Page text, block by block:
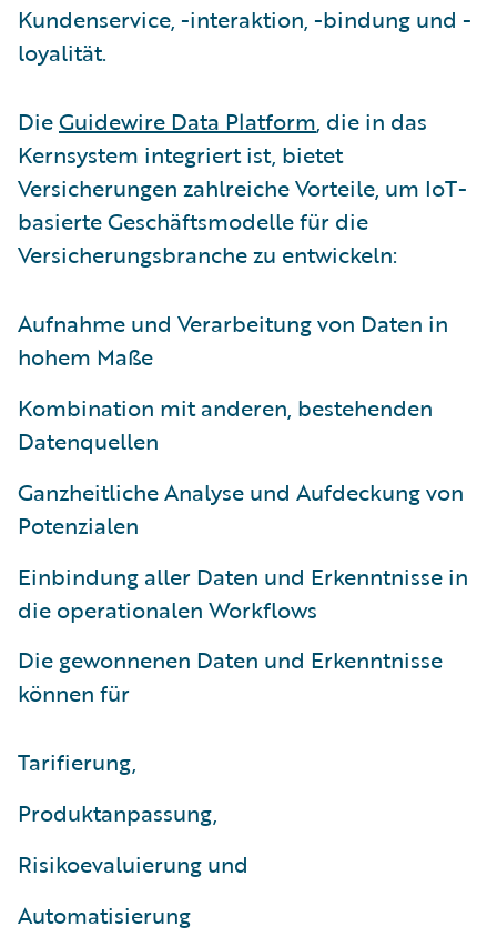
Kundenservice, -interaktion, -bindung und -
loyalität.
DieGuidewire Data Platform, die in das
Kernsystem integriert ist, bietet
Versicherungen zahlreiche Vorteile, um IoT-
basierte Geschäftsmodelle für die
Versicherungsbranche zu entwickeln:
Aufnahme und Verarbeitung von Daten in
hohem Maße
Kombination mit anderen, bestehenden
Datenquellen
Ganzheitliche Analyse und Aufdeckung von
Potenzialen
Einbindung aller Daten und Erkenntnisse in
die operationalen Workflows
Die gewonnenen Daten und Erkenntnisse
können für
Tarifierung,
Produktanpassung,
Risikoevaluierung und
Automatisierung